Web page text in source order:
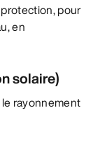
pour
en
solaire)
rayonnement